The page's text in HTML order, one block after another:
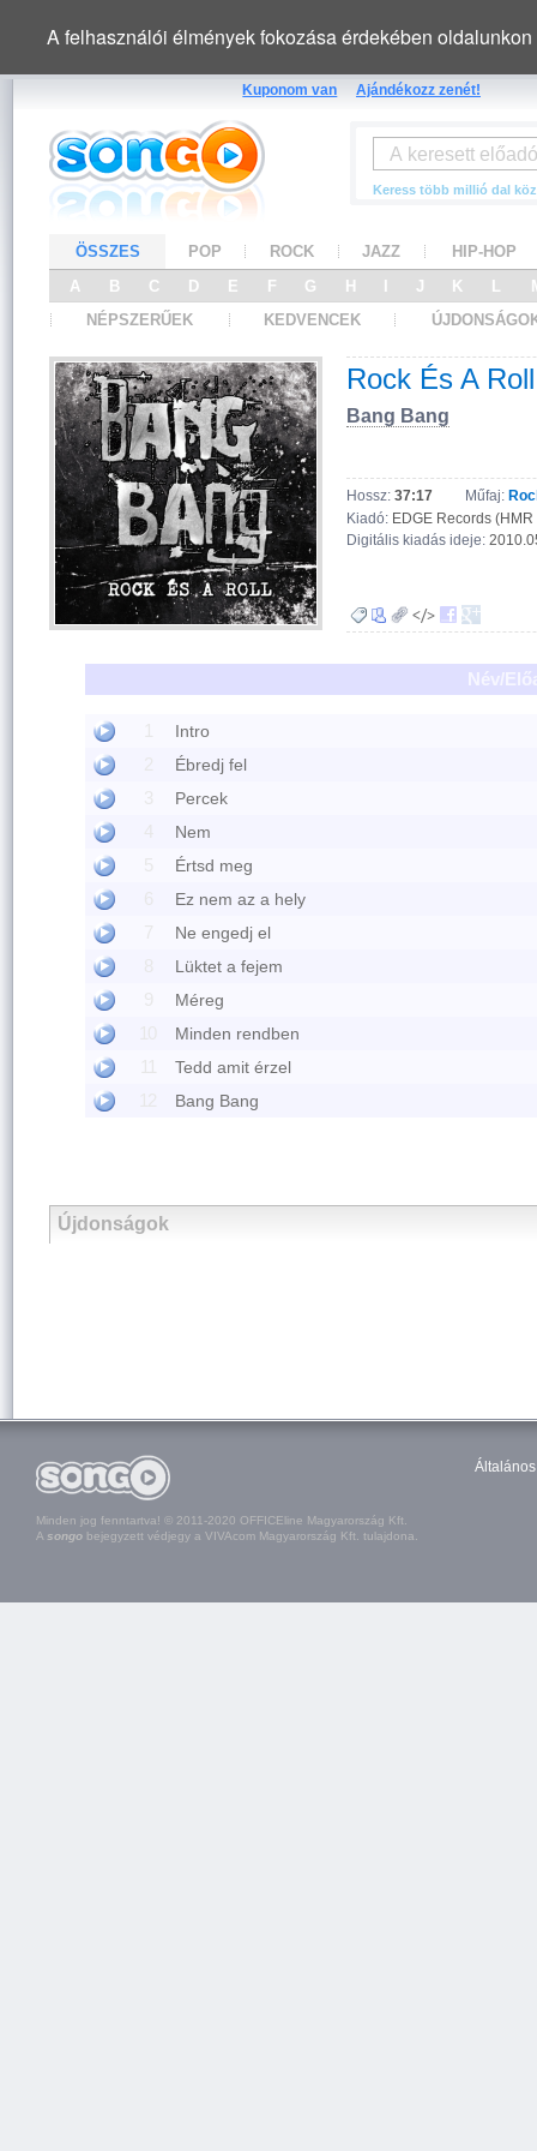
A felhasználói élmények fokozása érdekében
Kuponom van Ajándékozz zenét!
Keress több millió dal
ÖSSZES POP ROCK JAZZ
HIP-HOP
A
B C D E F G H J K L
NÉPSZERŰEK
KEDVENCEK
Rock És A Roll
Bang Bang
Hossz: 37:17 Műfaj:
Kiadó: EDGE Records (HMR
Digitális kiadás ideje:
1 Intro
2 Ébredj fel
3 Percek
4 Nem
5 Értsd meg
6 Ez nem az a hely
7 Ne engedj el
8 Lüktet a fejem
9 Méreg
10 Minden rendben
11 Tedd amit érzel
12 Bang Bang
Újdonságok
Minden jog fenntartva! © 2011-2020 OFFICEline Magyarország Kft.
A songo bejegyzett védjegy a VIVAcom Magyarország Kft. tulajdona.